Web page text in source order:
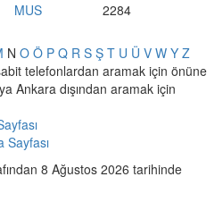
MUS 2284
N O Ö P Q R S Ş T U Ü V W Y Z
telefonlardan aramak için önüne
Ankara dışından aramak için
Sayfası
8 Ağustos 2026 tarihinde